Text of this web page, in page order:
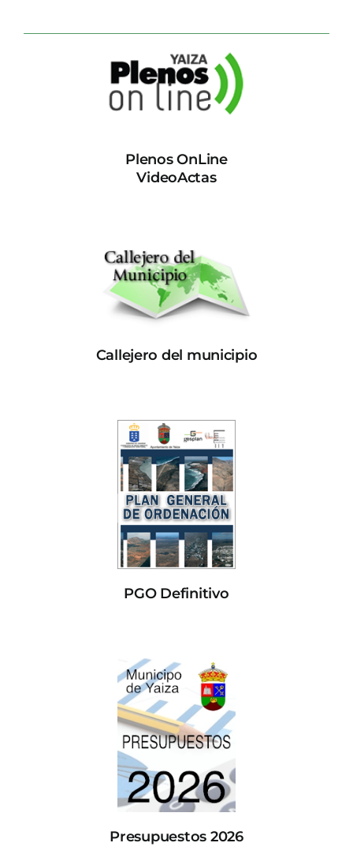
Plenos OnLine
VideoActas
Callejero del municipio
PGO Definitivo
Presupuestos 2026